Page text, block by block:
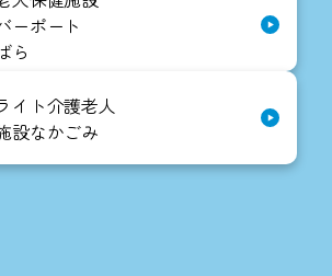
ーポート
ら
イト介護老人
設なかごみ